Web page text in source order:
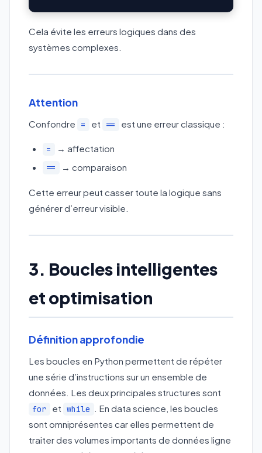
Cela évite les erreurs logiques dans des
systèmes complexes.
Attention
Confondre = et == est une erreur classique :
= → affectation
== → comparaison
Cette erreur peut casser toute la logique sans
générer d’erreur visible.
3. Boucles intelligentes
et optimisation
Définition approfondie
Les boucles en Python permettent de répéter
une série d’instructions sur un ensemble de
données. Les deux principales structures sont
for et while
. En data science, les boucles
sont omniprésentes car elles permettent de
traiter des volumes importants de données ligne